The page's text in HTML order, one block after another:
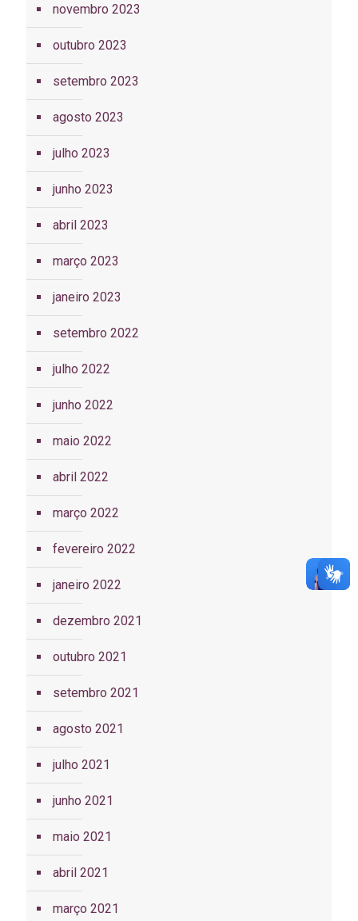
novembro 2023
outubro 2023
setembro 2023
agosto 2023
julho 2023
junho 2023
abril 2023
março 2023
janeiro 2023
setembro 2022
julho 2022
junho 2022
maio 2022
abril 2022
março 2022
fevereiro 2022
janeiro 2022
dezembro 2021
outubro 2021
setembro 2021
agosto 2021
julho 2021
junho 2021
maio 2021
abril 2021
março 2021